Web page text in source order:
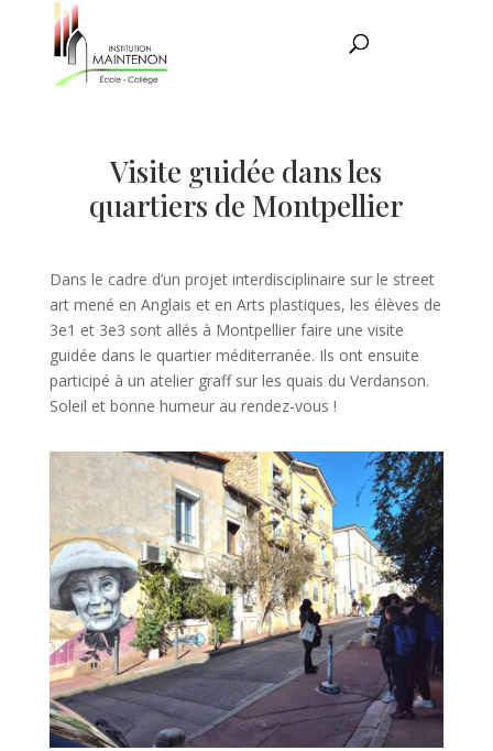
Visite guidée dans les
quartiers de Montpellier
Dans le cadre d’un projet interdisciplinaire sur le street
art mené en Anglais et en Arts plastiques, les élèves de
3e1 et 3e3 sont allés à Montpellier faire une visite
guidée dans le quartier méditerranée. Ils ont ensuite
participé à un atelier graff sur les quais du Verdanson.
Soleil et bonne humeur au rendez-vous !